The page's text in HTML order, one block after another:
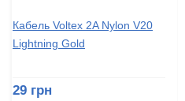
Кабель Voltex 2A Nylon V20
Lightning Gold
29 грн